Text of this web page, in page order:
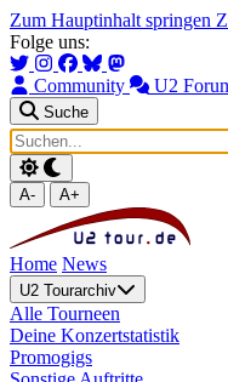
Zum Hauptinhalt springen
Folge uns:
Community U2
Suche
A- A+
Home News
U2 Tourarchiv
Alle Tourneen
Deine Konzertstatistik
Promogigs